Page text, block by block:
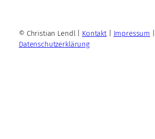
© Christian Lendl | Kontakt| Impressum
Datenschutzerklärung